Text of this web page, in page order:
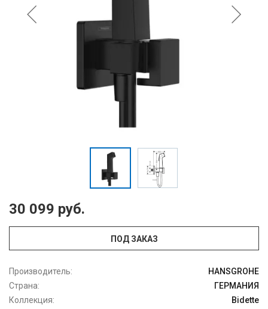
30 099 руб.
ПОД ЗАКАЗ
Производитель:
HANSGROHE
Страна:
ГЕРМАНИЯ
Коллекция:
Bidette